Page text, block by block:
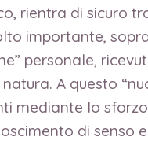
rientra di sicuro
importante,
personale,
A questo
mediante lo
di senso